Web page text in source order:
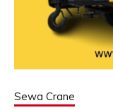
Sewa Crane